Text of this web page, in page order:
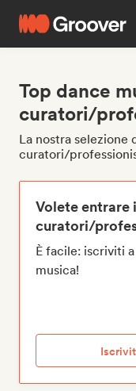
Top dance
curatori/
La nostra selezione
curatori/
Volete entrare
curatori/
È facile: iscriviti
musica!